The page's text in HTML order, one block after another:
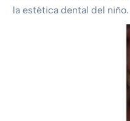
la estética dental del niño.